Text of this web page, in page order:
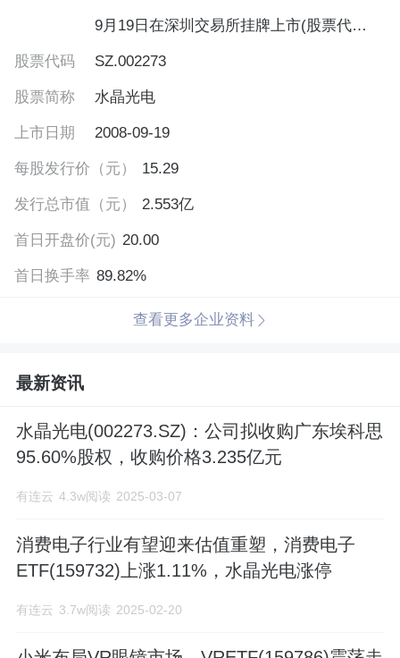
9月19日在深圳交易所挂牌上市(股票代码
002273)。公司是国内专业从事光学影像、
LED、微显示、反光材料等领域的研发与制
造企业。公司下设三家全资子公司浙江晶
景光电有限公司、江西水晶光电有限公
司、浙江方远夜视丽反光材料有限公司,一
家控股子公司浙江台佳电子信息科技有限
公司,并参股株式会社光驰、浙江浙大联合
创新投资管理合伙企业(有限合伙)、宁波联
头、安防监控摄像头、电脑摄像头及其它
数字摄像镜头、半导体照明、微型投影
仪、视频眼镜、公路交通标志、安全防护
红外截止滤光片(IRCF)两大产品产销量居
股票代码 SZ.002273
股票简称 水晶光电
上市日期 2008-09-19
每股发行价（元） 15.29
发行总市值（元） 2.553亿
首日开盘价(元) 20.00
首日换手率 89.82%
查看更多企业资料
最新资讯
水晶光电(002273.SZ)：公司拟收购广东埃科思
95.60%股权，收购价格3.235亿元
有连云 4.3w阅读 2025-03-07
消费电子行业有望迎来估值重塑，消费电子
ETF(159732)上涨1.11%，水晶光电涨停
有连云 3.7w阅读 2025-02-20